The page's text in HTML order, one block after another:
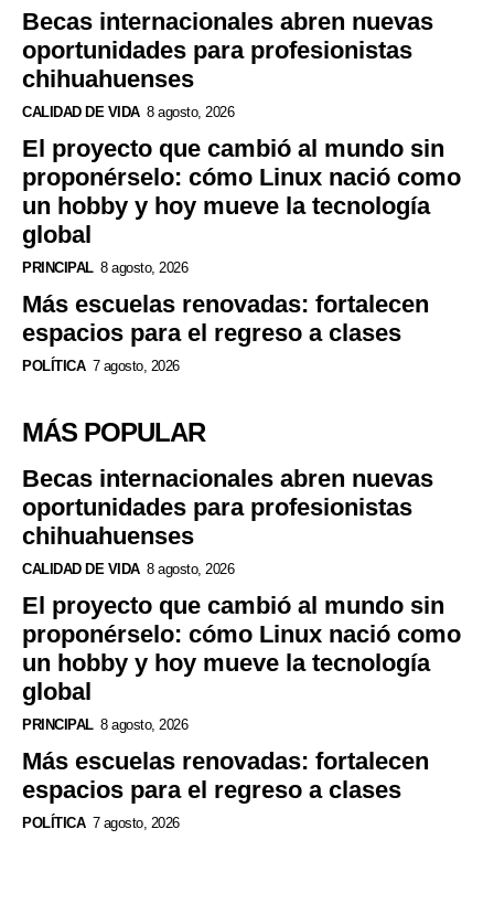
Becas internacionales abren nuevas
oportunidades para profesionistas
chihuahuenses
CALIDAD DE VIDA 8 agosto, 2026
El proyecto que cambió al mundo sin
proponérselo: cómo Linux nació como
un hobby y hoy mueve la tecnología
global
PRINCIPAL 8 agosto, 2026
Más escuelas renovadas: fortalecen
espacios para el regreso a clases
POLÍTICA 7 agosto, 2026
MÁS POPULAR
Becas internacionales abren nuevas
oportunidades para profesionistas
chihuahuenses
CALIDAD DE VIDA 8 agosto, 2026
El proyecto que cambió al mundo sin
proponérselo: cómo Linux nació como
un hobby y hoy mueve la tecnología
global
PRINCIPAL 8 agosto, 2026
Más escuelas renovadas: fortalecen
espacios para el regreso a clases
POLÍTICA 7 agosto, 2026